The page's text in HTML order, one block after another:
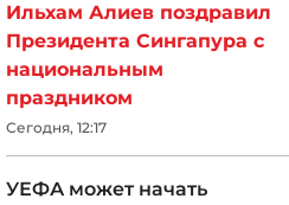
Ильхам Алиев поздравил
Президента Сингапура с
национальным
праздником
Сегодня, 12:17
УЕФА может начать